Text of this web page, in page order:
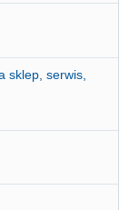
sklep, serwis,